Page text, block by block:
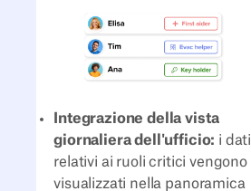
Integrazione della vista
giornaliera dell'ufficio: i dati
relativi ai ruoli critici vengono
visualizzati nella panoramica